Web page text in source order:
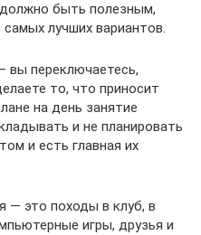
быть полезным,
лучших вариантов.
вы переключаетесь,
то, что приносит
на день занятие
и не планировать
и есть главная их
— это походы в клуб, в
игры, друзья и